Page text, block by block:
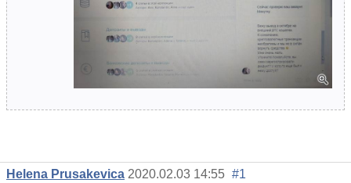
Helena Prusakevica 2020.02.03 14:55 #1